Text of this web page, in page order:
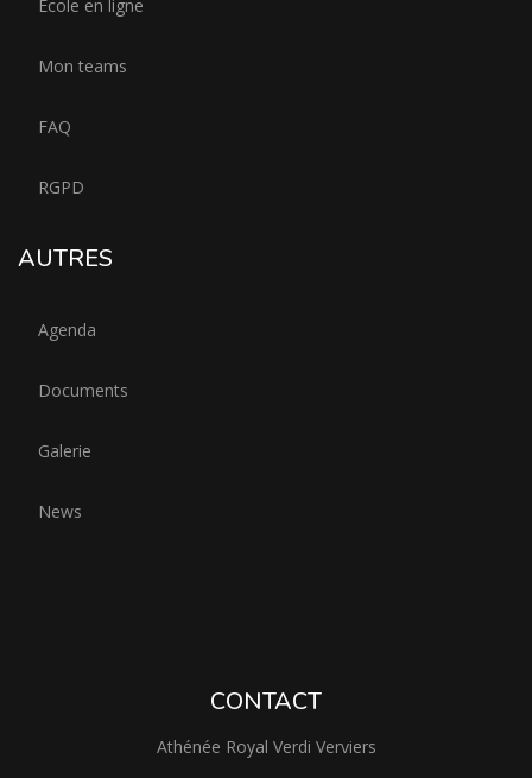
École en ligne
Mon teams
FAQ
RGPD
AUTRES
Agenda
Documents
Galerie
News
CONTACT
Athénée Royal Verdi Verviers